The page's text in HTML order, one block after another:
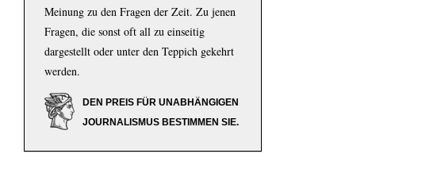
Meinung zu den Fragen der Zeit. Zu jenen
Fragen, die sonst oft all zu einseitig
dargestellt oder unter den Teppich gekehrt
werden.
DEN PREIS FÜR UNABHÄNGIGEN
JOURNALISMUS BESTIMMEN SIE.